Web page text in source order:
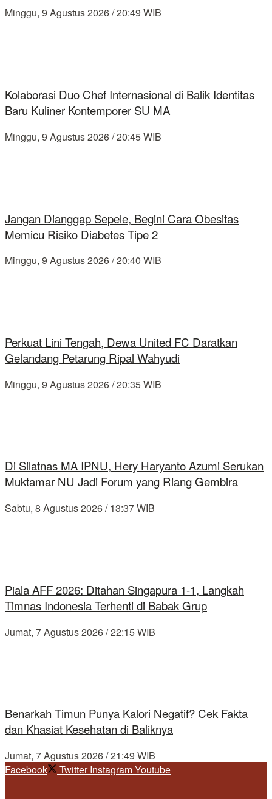
Minggu, 9 Agustus 2026 / 20:49 WIB
Kolaborasi Duo Chef Internasional di Balik Identitas
Baru Kuliner Kontemporer SU MA
Minggu, 9 Agustus 2026 / 20:45 WIB
Jangan Dianggap Sepele, Begini Cara Obesitas
Memicu Risiko Diabetes Tipe 2
Minggu, 9 Agustus 2026 / 20:40 WIB
Perkuat Lini Tengah, Dewa United FC Daratkan
Gelandang Petarung Ripal Wahyudi
Minggu, 9 Agustus 2026 / 20:35 WIB
Di Silatnas MA IPNU, Hery Haryanto Azumi Serukan
Muktamar NU Jadi Forum yang Riang Gembira
Sabtu, 8 Agustus 2026 / 13:37 WIB
Piala AFF 2026: Ditahan Singapura 1-1, Langkah
Timnas Indonesia Terhenti di Babak Grup
Jumat, 7 Agustus 2026 / 22:15 WIB
Benarkah Timun Punya Kalori Negatif? Cek Fakta
dan Khasiat Kesehatan di Baliknya
Jumat, 7 Agustus 2026 / 21:49 WIB
Facebook
Twitter InstagramYoutube